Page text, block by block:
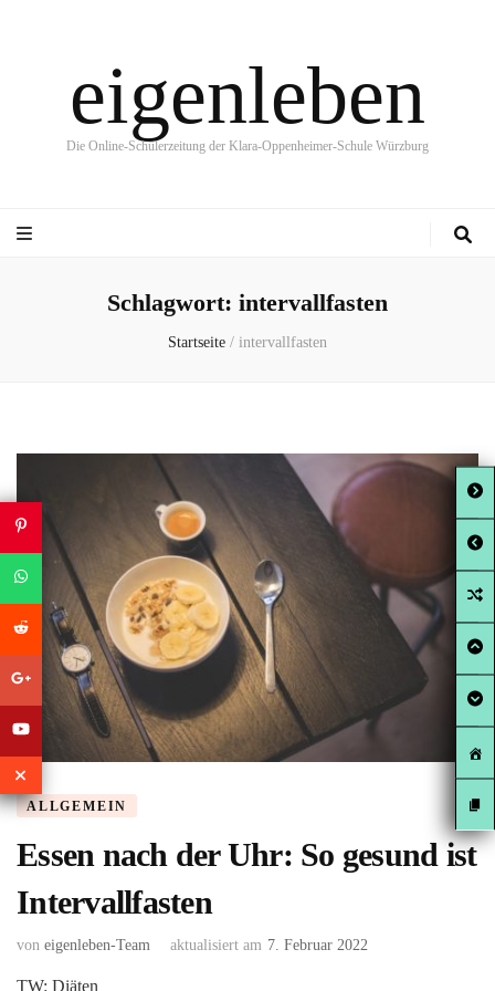
eigenleben
Die Online-Schülerzeitung der Klara-Oppenheimer-Schule Würzburg
Schlagwort: intervallfasten
Startseite / intervallfasten
ALLGEMEIN
Essen nach der Uhr: So gesund ist
Intervallfasten
von eigenleben-Team aktualisiert am 7. Februar 2022
TW: Diäten